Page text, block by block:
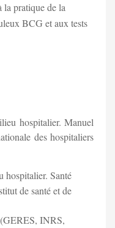
la pratique de la
BCG et aux tests
hospitalier. Manuel
des hospitaliers
hospitalier. Santé
de santé et de
INRS,